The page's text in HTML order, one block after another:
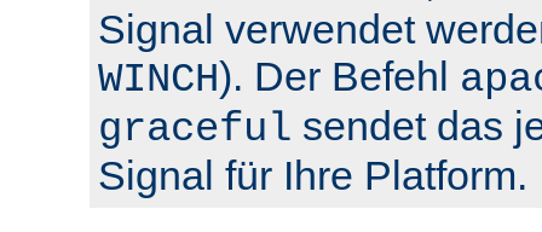
Signal verwendet
WINCH). Der Befehl
graceful sendet das
Signal für Ihre Platform.